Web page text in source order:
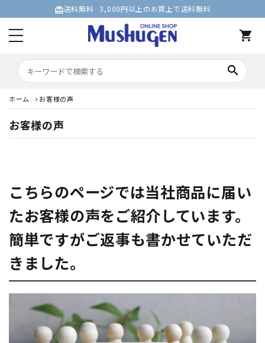
card_giftcard送料無料 3,000円以上のお買上で送料無料
shopping_cart
search
ホーム お客様の声
お客様の声
こちらのページでは当社商品に届い
たお客様の声をご紹介しています。
簡単ですがご返事も書かせていただ
きました。